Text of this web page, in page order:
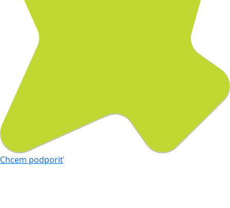
Chcem podporiť